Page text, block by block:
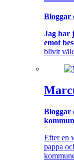
Bloggar
Jag har
emot
blivit
Bloggar
Efter en
pappa